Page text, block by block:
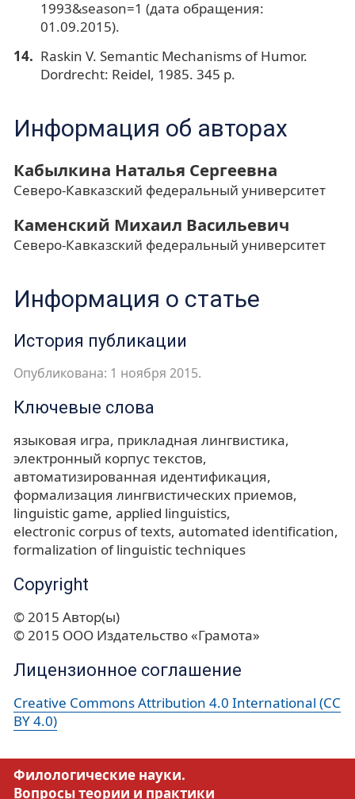
1993&season=1 (дата обращения:
01.09.2015).
Raskin V. Semantic Mechanisms of Humor.
Dordrecht: Reidel, 1985. 345 р.
Информация об авторах
Кабылкина Наталья Сергеевна
Северо-Кавказский федеральный университет
Каменский Михаил Васильевич
Северо-Кавказский федеральный университет
Информация о статье
История публикации
Опубликована: 1 ноября 2015.
Ключевые слова
языковая игра прикладная лингвистика
электронный корпус текстов
автоматизированная идентификация
формализация лингвистических приемов
linguistic game applied linguistics
electronic corpus of texts automated identification
formalization of linguistic techniques
Copyright
© 2015 Автор(ы)
© 2015 ООО Издательство «Грамота»
Лицензионное соглашение
Creative Commons Attribution 4.0 International (CC
BY 4.0)
Филологические науки.
Вопросы теории и практики